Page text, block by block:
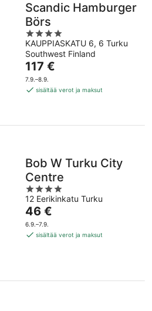
Scandic Hamburger
Börs
4
out
of
5
KAUPPIASKATU 6, 6 Turku
Southwest Finland
Hinta
on
117 €
117 €
7.9.–8.9.
sisältää verot ja maksut
Bob W Turku City
Centre
4
out
of
5
12 Eerikinkatu Turku
Hinta
on
46 €
46 €
6.9.–7.9.
sisältää verot ja maksut